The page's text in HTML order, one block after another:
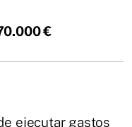
€
ejecutar gastos